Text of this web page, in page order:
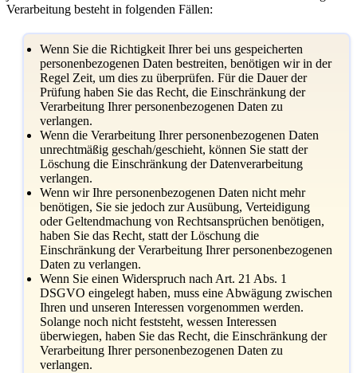
Verarbeitung besteht in folgenden Fällen:
Wenn Sie die Richtigkeit Ihrer bei uns gespeicherten
personenbezogenen Daten bestreiten, benötigen wir in der
Regel Zeit, um dies zu überprüfen. Für die Dauer der
Prüfung haben Sie das Recht, die Einschränkung der
Verarbeitung Ihrer personenbezogenen Daten zu
verlangen.
Wenn die Verarbeitung Ihrer personenbezogenen Daten
unrechtmäßig geschah/geschieht, können Sie statt der
Löschung die Einschränkung der Datenverarbeitung
verlangen.
Wenn wir Ihre personenbezogenen Daten nicht mehr
benötigen, Sie sie jedoch zur Ausübung, Verteidigung
oder Geltendmachung von Rechtsansprüchen benötigen,
haben Sie das Recht, statt der Löschung die
Einschränkung der Verarbeitung Ihrer personenbezogenen
Daten zu verlangen.
Wenn Sie einen Widerspruch nach Art. 21 Abs. 1
DSGVO eingelegt haben, muss eine Abwägung zwischen
Ihren und unseren Interessen vorgenommen werden.
Solange noch nicht feststeht, wessen Interessen
überwiegen, haben Sie das Recht, die Einschränkung der
Verarbeitung Ihrer personenbezogenen Daten zu
verlangen.